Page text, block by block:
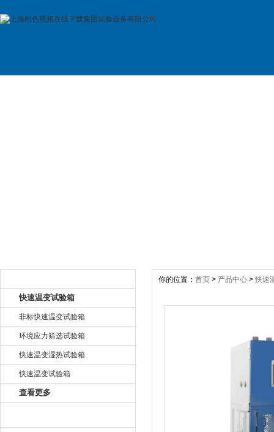
快速温变试验箱
非标快速温变试验箱
环境应力筛选试验箱
快速温变湿热试验箱
快速温变试验箱
查看更多
你的位置： 首页 > 产品中心 >快速